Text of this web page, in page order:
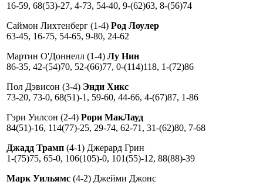
16-59, 68(53)-27, 4-73, 54-40, 9-(62)63, 8-(56)74
Саймон Лихтенберг (1-4) Род Лоулер
63-45, 16-75, 54-65, 9-80, 24-62
Мартин О'Доннелл (1-4) Лу Нин
86-35, 42-(54)70, 52-(66)77, 0-(114)118, 1-(72)86
Пол Дэвисон (3-4) Энди Хикс
73-20, 73-0, 68(51)-1, 59-60, 44-66, 4-(67)87, 1-86
Гэри Уилсон (2-4) Рори МакЛауд
84(51)-16, 114(77)-25, 29-74, 62-71, 31-(62)80, 7-68
Джадд Трамп (4-1) Джерард Грин
1-(75)75, 65-0, 106(105)-0, 101(55)-12, 88(88)-39
Марк Уильямс (4-2) Джейми Джонс